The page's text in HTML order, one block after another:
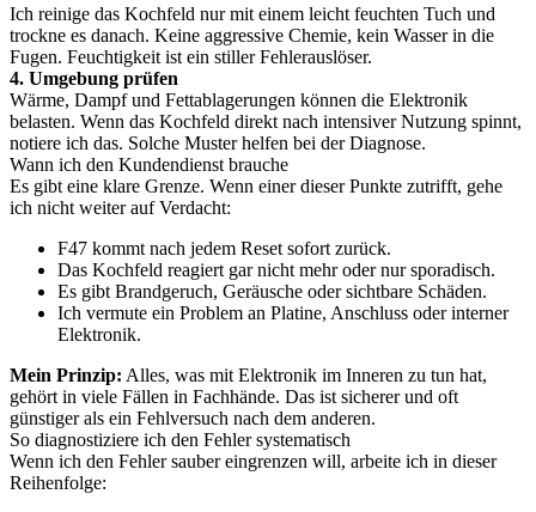
Ich reinige das Kochfeld nur mit einem leicht feuchten Tuch und
trockne es danach. Keine aggressive Chemie, kein Wasser in die
Fugen. Feuchtigkeit ist ein stiller Fehlerauslöser.
4. Umgebung prüfen
Wärme, Dampf und Fettablagerungen können die Elektronik
belasten. Wenn das Kochfeld direkt nach intensiver Nutzung spinnt,
notiere ich das. Solche Muster helfen bei der Diagnose.
Wann ich den Kundendienst brauche
Es gibt eine klare Grenze. Wenn einer dieser Punkte zutrifft, gehe
ich nicht weiter auf Verdacht:
F47 kommt nach jedem Reset sofort zurück.
Das Kochfeld reagiert gar nicht mehr oder nur sporadisch.
Es gibt Brandgeruch, Geräusche oder sichtbare Schäden.
Ich vermute ein Problem an Platine, Anschluss oder interner
Elektronik.
Mein Prinzip: Alles, was mit Elektronik im Inneren zu tun hat,
gehört in viele Fällen in Fachhände. Das ist sicherer und oft
günstiger als ein Fehlversuch nach dem anderen.
So diagnostiziere ich den Fehler systematisch
Wenn ich den Fehler sauber eingrenzen will, arbeite ich in dieser
Reihenfolge: